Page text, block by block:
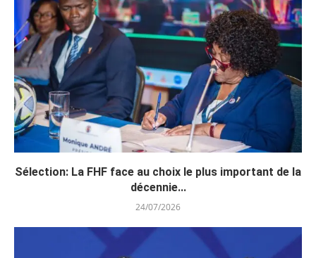
Sélection: La FHF face au choix le plus important de la
décennie...
24/07/2026